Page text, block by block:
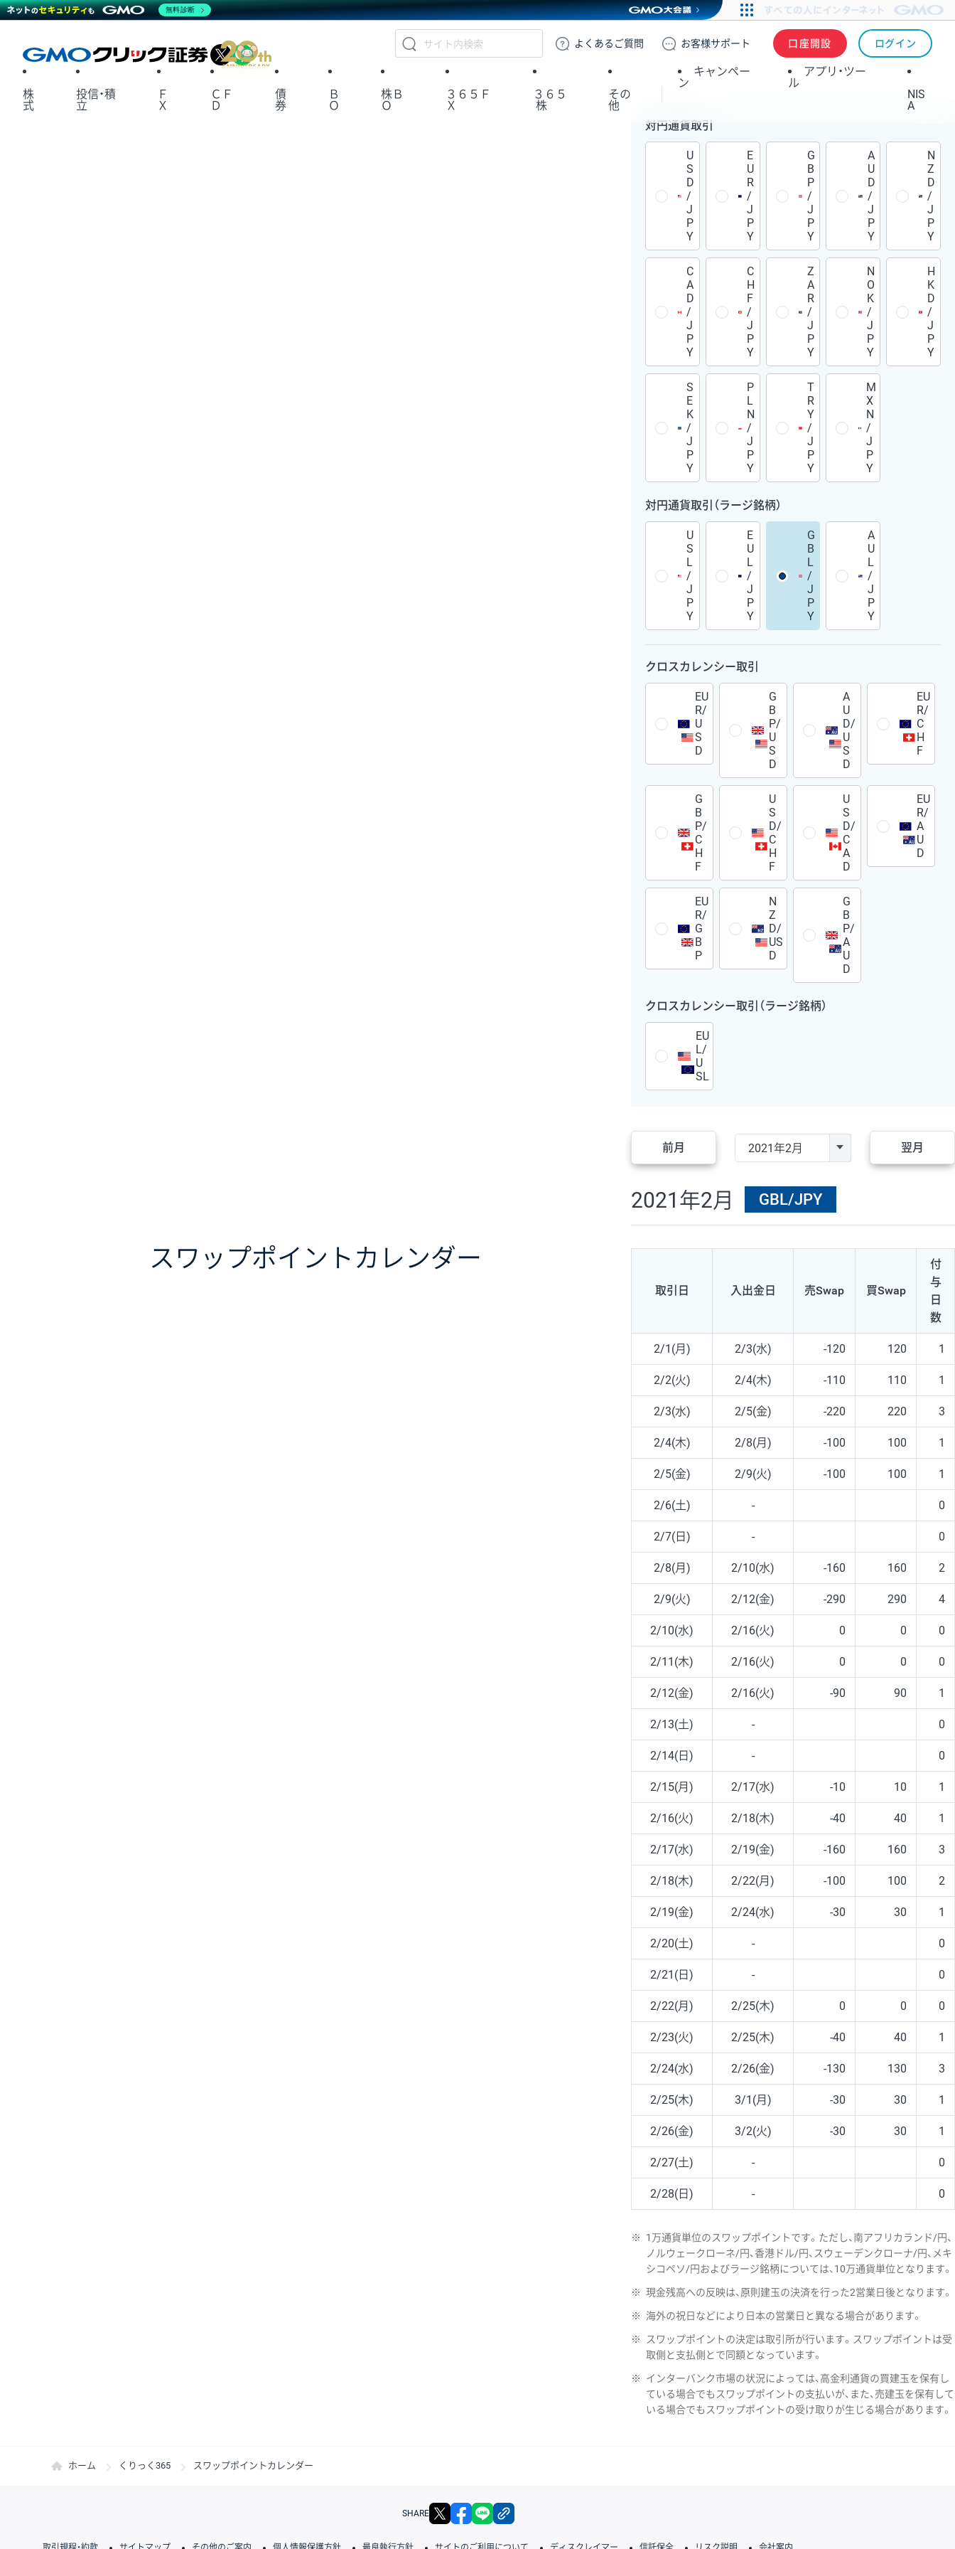
GMOクリック証券
よくある ご質問 お客様サポート 口座開設 ログイン
X
株
式
投信・積
立
Ｆ
Ｘ
ＣＦ
Ｄ
債
券
Ｂ
Ｏ
株Ｂ
Ｏ
３６５Ｆ
Ｘ
３６５
株
その
他
キャンペー
ン
アプリ・ツー
ル
NIS
A
スワップポイント カレンダー
対円通貨取引
U
S
D
/
J
P
Y
E
U
R
/
J
P
Y
G
B
P
/
J
P
Y
A
U
D
/
J
P
Y
N
Z
D
/
J
P
Y
C
A
D
/
J
P
Y
C
H
F
/
J
P
Y
Z
A
R
/
J
P
Y
N
O
K
/
J
P
Y
H
K
D
/
J
P
Y
S
E
K
/
J
P
Y
P
L
N
/
J
P
Y
T
R
Y
/
J
P
Y
M
X
N
/
J
P
Y
対円通貨取引（ラージ銘柄）
U
S
L
/
J
P
Y
E
U
L
/
J
P
Y
G
B
L
/
J
P
Y
A
U
L
/
J
P
Y
クロスカレンシー取引
EU
R/
U
S
D
G
B
P/
U
S
D
A
U
D/
U
S
D
EU
R/
C
H
F
G
B
P/
C
H
F
U
S
D/
C
H
F
U
S
D/
C
A
D
EU
R/
A
U
D
EU
R/
G
B
P
N
Z
D/
US
D
G
B
P/
A
U
D
クロスカレンシー取引（ラージ銘柄）
EU
L/
U
SL
前月 翌月
2021年2月 GBL/JPY
取引日 入出金日 売Swap 買Swap
付
与
日
数
2/1(月) 2/3(水) -120 120 1
2/2(火) 2/4(木) -110 110 1
2/3(水) 2/5(金) -220 220 3
2/4(木) 2/8(月) -100 100 1
2/5(金) 2/9(火) -100 100 1
2/6(土) - 0
2/7(日) - 0
2/8(月) 2/10(水) -160 160 2
2/9(火) 2/12(金) -290 290 4
2/10(水) 2/16(火) 0 0 0
2/11(木) 2/16(火) 0 0 0
2/12(金) 2/16(火) -90 90 1
2/13(土) - 0
2/14(日) - 0
2/15(月) 2/17(水) -10 10 1
2/16(火) 2/18(木) -40 40 1
2/17(水) 2/19(金) -160 160 3
2/18(木) 2/22(月) -100 100 2
2/19(金) 2/24(水) -30 30 1
2/20(土) - 0
2/21(日) - 0
2/22(月) 2/25(木) 0 0 0
2/23(火) 2/25(木) -40 40 1
2/24(水) 2/26(金) -130 130 3
2/25(木) 3/1(月) -30 30 1
2/26(金) 3/2(火) -30 30 1
2/27(土) - 0
2/28(日) - 0
※
1万通貨単位のスワップポイントです。ただし、南アフリカランド/円、
ノルウェークローネ/円、香港ドル/円、スウェーデンクローナ/円、メキ
シコペソ/円およびラージ銘柄については、10万通貨単位となります。
※ 現金残高への反映は、原則建玉の決済を行った2営業日後となります。
※ 海外の祝日などにより日本の営業日と異なる場合があります。
※
スワップポイントの決定は取引所が行います。スワップポイントは受
取側と支払側とで同額となっています。
※
インターバンク市場の状況によっては、高金利通貨の買建玉を保有し
ている場合でもスワップポイントの支払いが、また、売建玉を保有して
いる場合でもスワップポイントの受け取りが生じる場合があります。
ホーム くりっく365 スワップポイントカレンダー
SHARE X facebook
無料診断